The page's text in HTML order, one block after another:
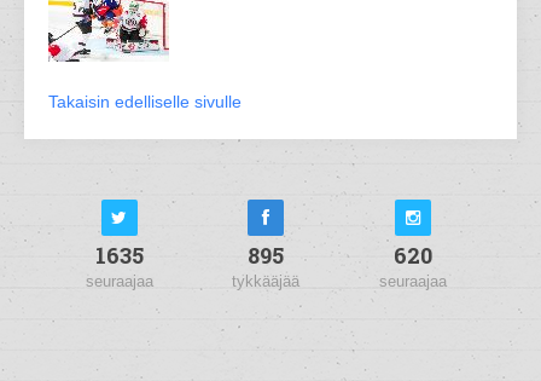
Takaisin edelliselle sivulle
1635
seuraajaa
895
tykkääjää
620
seuraajaa